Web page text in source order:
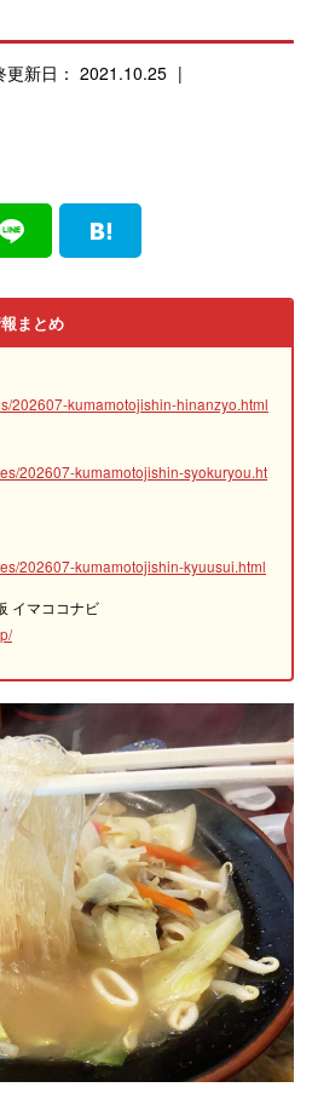
更新日： 2021.10.25
まとめ
202607-kumamotojishin-hinanzyo.html
202607-kumamotojishin-syokuryou.ht
202607-kumamotojishin-kyuusui.html
イマココナビ